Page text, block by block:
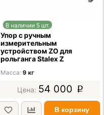
В наличии 5 шт.
Упор с ручным
измерительным
устройством ZO для
рольганга Stalex Z
Масса 9 кг
54 000 p
В корзину